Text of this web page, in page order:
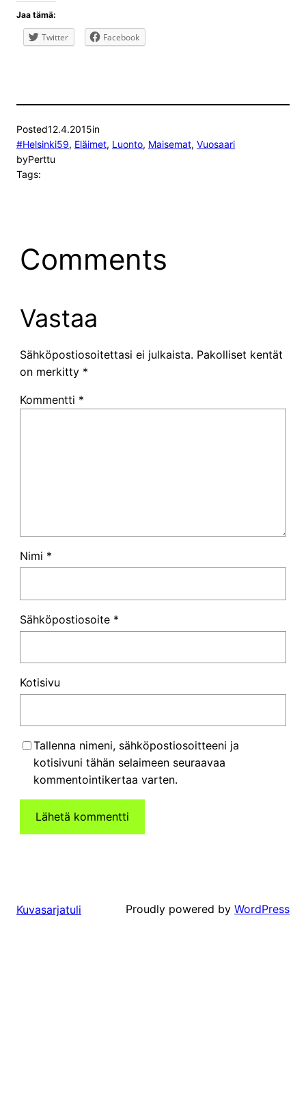
Jaa tämä:
Twitter Facebook
Posted12.4.2015in
#Helsinki59, Eläimet, Luonto, Maisemat, Vuosaari
byPerttu
Tags:
Comments
Vastaa
Sähköpostiosoitettasi ei julkaista. Pakolliset kentät
on merkitty *
Kommentti *
Nimi *
Sähköpostiosoite *
Kotisivu
Tallenna nimeni, sähköpostiosoitteeni ja
kotisivuni tähän selaimeen seuraavaa
kommentointikertaa varten.
Kuvasarjatuli Proudly powered by WordPress